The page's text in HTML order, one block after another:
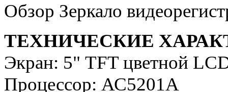
Обзор Зеркало
ТЕХНИЧЕСКИЕ
Экран: 5" TFT цветной
Процессор: АС5201А